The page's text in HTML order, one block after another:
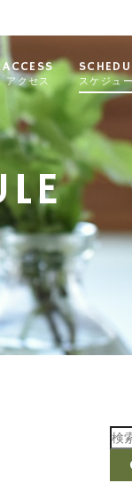
ACCESS
アクセス スケジュ
検